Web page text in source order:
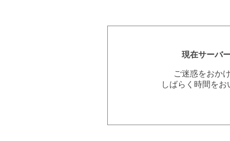
現在サーバ
ご迷惑をおか
しばらく時間を